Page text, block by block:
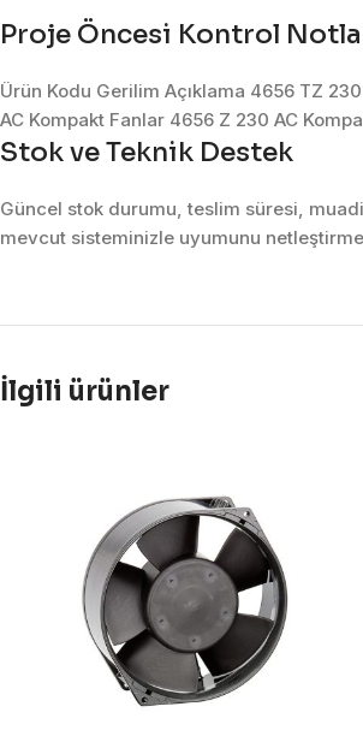
Proje Öncesi Kontrol
Ürün Kodu Gerilim Açıklama 4656 TZ
AC Kompakt Fanlar 4656 Z 230 AC
Stok ve Teknik Destek
Güncel stok durumu, teslim süresi,
mevcut sisteminizle uyumunu
İlgili ürünler